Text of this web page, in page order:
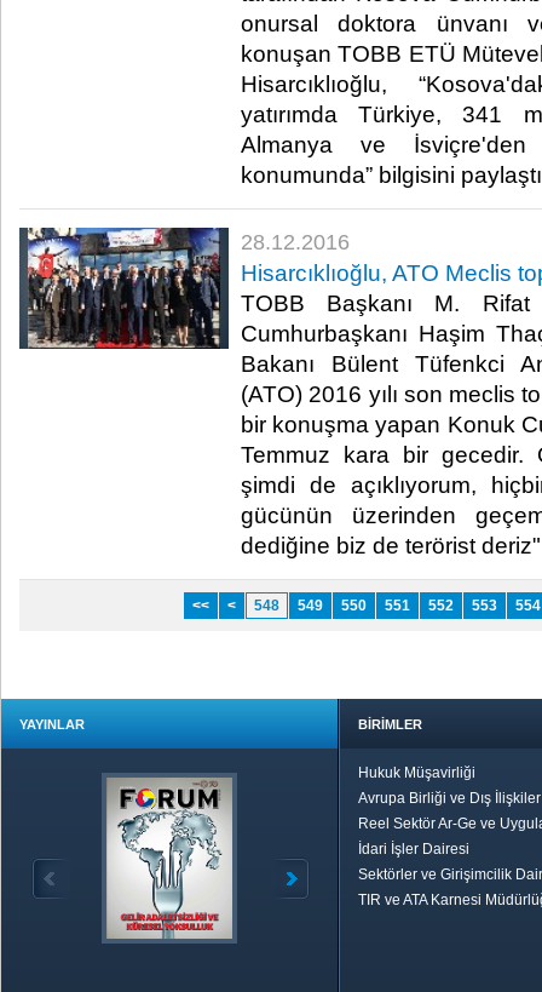
onursal doktora ünvanı
konuşan TOBB ETÜ
Hisarcıklıoğlu,
yatırımda Türkiye, 341
Almanya ve İsviçre'den
konumunda” bilgisini
28.12.2016
Hisarcıklıoğlu, ATO Meclis
TOBB Başkanı M. Rifat
Cumhurbaşkanı Haşim
Bakanı Bülent Tüfenkci
(ATO) 2016 yılı son meclis
bir konuşma yapan Konuk
Temmuz kara bir gecedir.
şimdi de açıklıyorum,
gücünün üzerinden
dediğine biz de terörist
<< < 548 549 550 551 552 553 554
YAYINLAR BİRİMLER
Hukuk Müşavirliği
Avrupa Birliği ve Dış
Reel Sektör Ar-Ge ve
İdari İşler Dairesi
Sektörler ve Girişimcilik
TIR ve ATA Karnesi